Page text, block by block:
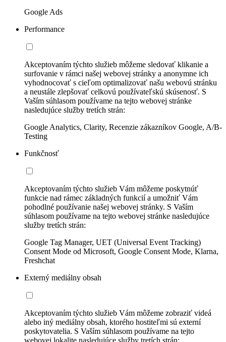
Google Ads
Performance
Akceptovaním týchto služieb môžeme sledovať klikanie a
surfovanie v rámci našej webovej stránky a anonymne ich
vyhodnocovať s cieľom optimalizovať našu webovú stránku
a neustále zlepšovať celkovú používateľskú skúsenosť. S
Vaším súhlasom používame na tejto webovej stránke
nasledujúce služby tretích strán:
Google Analytics, Clarity, Recenzie zákazníkov Google, A/B-
Testing
Funkčnosť
Akceptovaním týchto služieb Vám môžeme poskytnúť
funkcie nad rámec základných funkcií a umožniť Vám
pohodlné používanie našej webovej stránky. S Vaším
súhlasom používame na tejto webovej stránke nasledujúce
služby tretích strán:
Google Tag Manager, UET (Universal Event Tracking)
Consent Mode od Microsoft, Google Consent Mode, Klarna,
Freshchat
Externý mediálny obsah
Akceptovaním týchto služieb Vám môžeme zobraziť videá
alebo iný mediálny obsah, ktorého hostiteľmi sú externí
poskytovatelia. S Vaším súhlasom používame na tejto